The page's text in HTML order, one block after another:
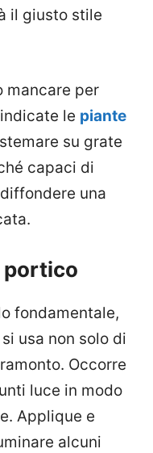
il giusto stile
mancare per
le piante
su grate
capaci di
una
portico
fondamentale,
usa non solo di
Occorre
luce in modo
Applique e
alcuni